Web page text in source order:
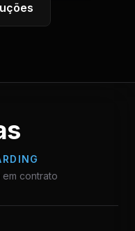
contrato